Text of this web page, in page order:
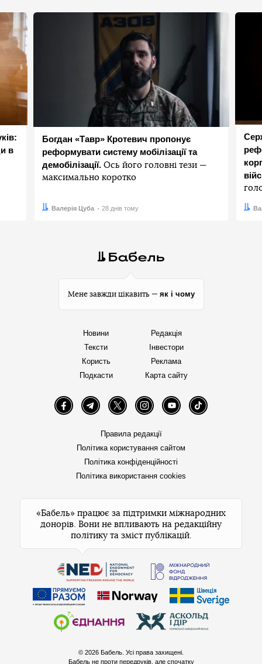
в
Богдан «Тавр» Кротевич пропонує
реформувати систему мобілізації та
демобілізації. Ось його головні тези —
максимально коротко
Автор:
Валерія Цуба
Дата: 28 днів тому Дата:
Мене завжди цікавить — як і чому
Новини
Тексти
Користь
Подкасти
Редакція
Інвестори
Реклама
Карта сайту
FacebookTelegramTwitter InstagramYouTube TikTok
Правила редакції
Політика користування сайтом
Політика конфіденційності
Політика використання cookies
«Бабель» працює за підтримки міжнародних
донорів. Вони не впливають на редакційну
політику та зміст публікацій.
© 2026 Бабель. Усі права захищені.
Бабель не проти передруків, але спочатку